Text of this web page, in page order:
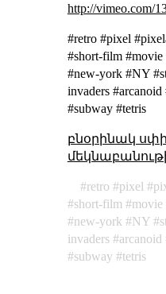
http://vimeo.com/
#retro #pixel
#short-film #movie
#new-york #NY
invaders
#subway #tetris
բնօրինակ
retro pixel
short-film
movie
new-york
NY
invaders
arcanoid
subway
tetris